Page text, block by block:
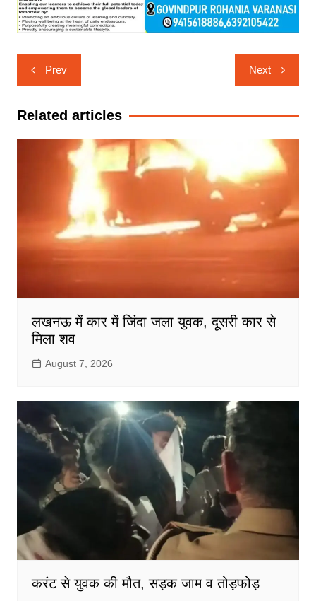
Post
navigation
Prev Next
Related articles
लखनऊ में कार में जिंदा जला युवक, दूसरी कार से
मिला शव
August 7, 2026
करंट से युवक की मौत, सड़क जाम व तोड़फोड़